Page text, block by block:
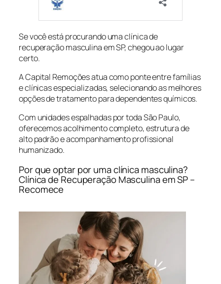
Se você está procurando uma clínica de
recuperação masculina em SP, chegou ao lugar
certo.
A Capital Remoções atua como ponte entre famílias
e clínicas especializadas, selecionando as melhores
opções de tratamento para dependentes químicos.
Com unidades espalhadas por toda São Paulo,
oferecemos acolhimento completo, estrutura de
alto padrão e acompanhamento profissional
humanizado.
Por que optar por uma clínica masculina?
Clínica de Recuperação Masculina em SP –
Recomece